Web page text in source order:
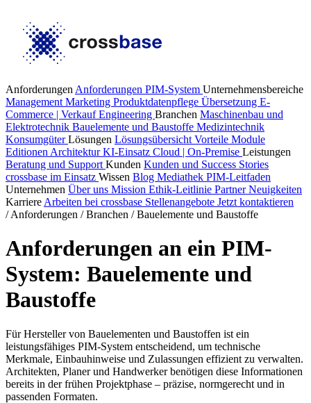
Anforderungen Anforderungen PIM-System Unternehmensbereiche
Management Marketing Produktdatenpflege Übersetzung E-
Commerce | VerkaufEngineering Branchen Maschinenbau und
Elektrotechnik Bauelemente und Baustoffe Medizintechnik
KonsumgüterLösungen Lösungsübersicht Vorteile Module
Editionen ArchitekturKI-Einsatz Cloud | On-Premise Leistungen
Beratung und Support Kunden Kunden und Success Stories
crossbase im Einsatz Wissen Blog Mediathek PIM-Leitfaden
Unternehmen Über uns Mission Ethik-Leitlinie PartnerNeuigkeiten
Karriere Arbeiten bei crossbase Stellenangebote Jetzt kontaktieren
/ Anforderungen / Branchen / Bauelemente und Baustoffe
Anforderungen an ein PIM-
System: Bauelemente und
Baustoffe
Für Hersteller von Bauelementen und Baustoffen ist ein
leistungsfähiges PIM-System entscheidend, um technische
Merkmale, Einbauhinweise und Zulassungen effizient zu verwalten.
Architekten, Planer und Handwerker benötigen diese Informationen
bereits in der frühen Projektphase – präzise, normgerecht und in
passenden Formaten.